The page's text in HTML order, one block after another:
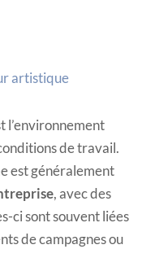
artistique
l’environnement
de travail.
est généralement
, avec des
ci sont souvent liées
de campagnes ou